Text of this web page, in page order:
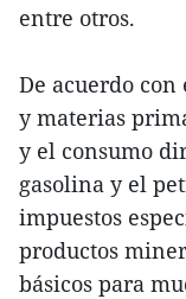
entre otros.
De acuerdo
y materias
y el consumo
gasolina y el
impuestos
productos
básicos para